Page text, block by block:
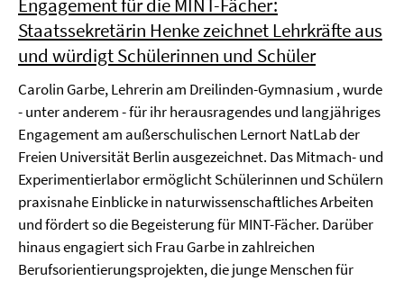
Engagement für die MINT-Fächer:
Staatssekretärin Henke zeichnet Lehrkräfte aus
und würdigt Schülerinnen und Schüler
Carolin Garbe, Lehrerin am Dreilinden-Gymnasium , wurde
- unter anderem - für ihr herausragendes und langjähriges
Engagement am außerschulischen Lernort NatLab der
Freien Universität Berlin ausgezeichnet. Das Mitmach- und
Experimentierlabor ermöglicht Schülerinnen und Schülern
praxisnahe Einblicke in naturwissenschaftliches Arbeiten
und fördert so die Begeisterung für MINT-Fächer. Darüber
hinaus engagiert sich Frau Garbe in zahlreichen
Berufsorientierungsprojekten, die junge Menschen für